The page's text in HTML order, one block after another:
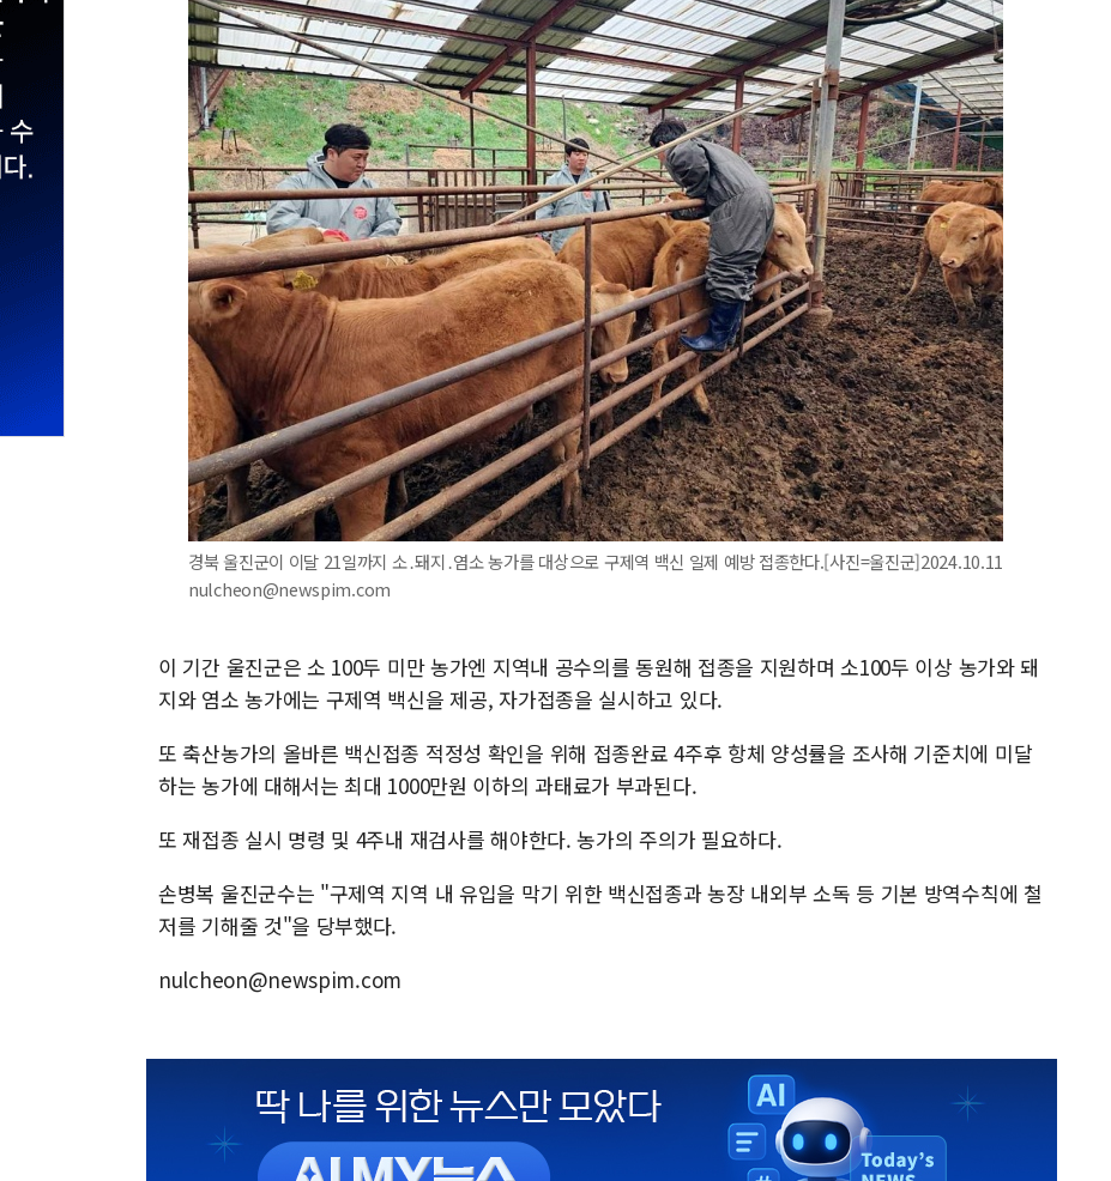
경북 울진군이 이달 21일까지 소․돼지․염소 농가를 대상으로 구제역 백신 일제 예방 접종한다.[사진=울진군]2024.10.11
nulcheon@newspim.com
이 기간 울진군은 소 100두 미만 농가엔 지역내 공수의를 동원해 접종을 지원하며 소100두 이상 농가와 돼
지와 염소 농가에는 구제역 백신을 제공, 자가접종을 실시하고 있다.
또 축산농가의 올바른 백신접종 적정성 확인을 위해 접종완료 4주후 항체 양성률을 조사해 기준치에 미달
하는 농가에 대해서는 최대 1000만원 이하의 과태료가 부과된다.
또 재접종 실시 명령 및 4주내 재검사를 해야한다. 농가의 주의가 필요하다.
손병복 울진군수는 "구제역 지역 내 유입을 막기 위한 백신접종과 농장 내외부 소독 등 기본 방역수칙에 철
저를 기해줄 것"을 당부했다.
nulcheon@newspim.com